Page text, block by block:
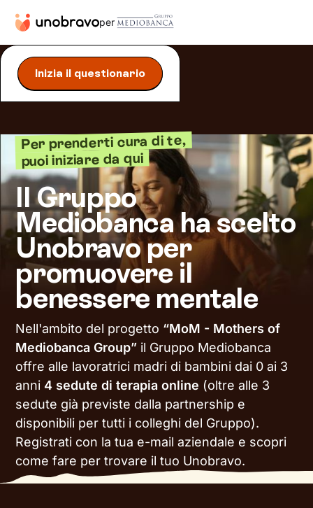
per
Inizia il questionario
Per prenderti cura di te,
puoi iniziare da qui
Il Gruppo
Mediobanca ha scelto
Unobravo per
promuovere il
benessere mentale
Nell'ambito del progetto “MoM - Mothers of
Mediobanca Group” il Gruppo Mediobanca
offre alle lavoratrici madri di bambini dai 0 ai 3
anni 4 sedute di terapia online (oltre alle 3
sedute già previste dalla partnership e
disponibili per tutti i colleghi del Gruppo).
Registrati con la tua e-mail aziendale e scopri
come fare per trovare il tuo Unobravo.